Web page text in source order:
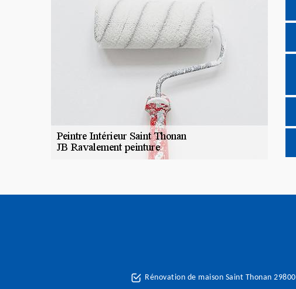
Rénovation de maison Saint Thonan 29800